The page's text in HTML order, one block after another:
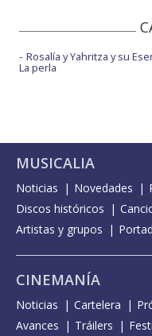
Rosalía y Yahritza y su
La perla
MUSICALIA
Noticias Novedades
Discos históricos
Artistas y grupos
CINEMANÍA
Noticias Cartelera
Avances
Tráilers